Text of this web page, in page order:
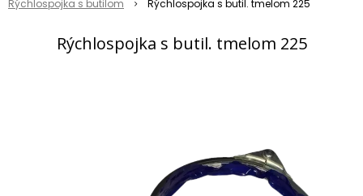
Rýchlospojka s butilom
Rýchlospojka s butil. tmelom 225
Rýchlospojka s butil. tmelom 225